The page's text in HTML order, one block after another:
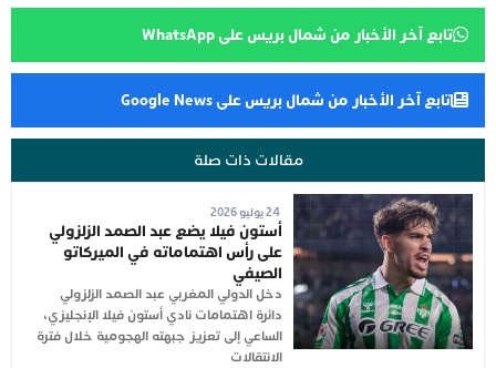
تابع آخر الأخبار من شمال بريس على WhatsApp
تابع آخر الأخبار من شمال بريس على Google News
مقالات ذات صلة
24 يوليو 2026
أستون فيلا يضع عبد الصمد الزلزولي
على رأس اهتماماته في الميركاتو
الصيفي
دخل الدولي المغربي عبد الصمد الزلزولي
دائرة اهتمامات نادي أستون فيلا الإنجليزي،
الساعي إلى تعزيز جبهته الهجومية خلال فترة
الانتقالات